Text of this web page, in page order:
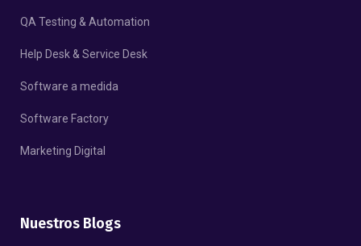
QA Testing & Automation
Help Desk & Service Desk
Software a medida
Software Factory
Marketing Digital
Nuestros Blogs